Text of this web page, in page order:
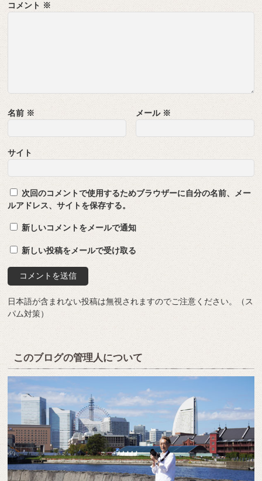
コメント ※
名前 ※ メール ※
サイト
次回のコメントで使用するためブラウザーに自分の名前、メー
ルアドレス、サイトを保存する。
新しいコメントをメールで通知
新しい投稿をメールで受け取る
日本語が含まれない投稿は無視されますのでご注意ください。（ス
パム対策）
このブログの管理人について